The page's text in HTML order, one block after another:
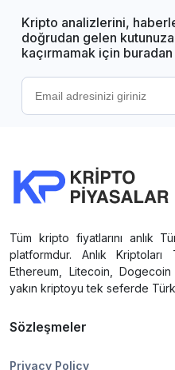
Kripto analizlerini,
doğrudan gelen
kaçırmamak için
Tüm kripto fiyatlarını anlık
platformdur. Anlık
Ethereum, Litecoin,
yakın kriptoyu tek seferde
Sözleşmeler
Privacy Policy